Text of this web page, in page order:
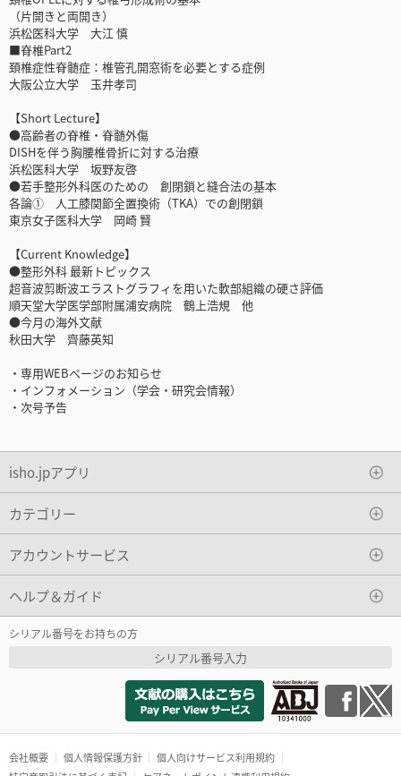
（片開きと両開き）
浜松医科大学 大江 慎
■脊椎Part2
頚椎症性脊髄症：椎管孔開窓術を必要とする症例
大阪公立大学 玉井孝司
【Short Lecture】
●高齢者の脊椎・脊髄外傷
DISHを伴う胸腰椎骨折に対する治療
浜松医科大学 坂野友啓
●若手整形外科医のための 創閉鎖と縫合法の基本
各論① 人工膝関節全置換術（TKA）での創閉鎖
東京女子医科大学 岡崎 賢
【Current Knowledge】
●整形外科 最新トピックス
超音波剪断波エラストグラフィを用いた軟部組織の硬さ評価
順天堂大学医学部附属浦安病院 鶴上浩規 他
●今月の海外文献
秋田大学 齊藤英知
・専用WEBページのお知らせ
・インフォメーション（学会・研究会情報）
・次号予告
isho.jpアプリ
カテゴリー
アカウントサービス
ヘルプ＆ガイド
シリアル番号をお持ちの方
シリアル番号入力
会社概要 個人情報保護方針
個人向けサービス利用規約